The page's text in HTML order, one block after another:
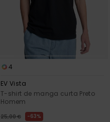
4
EV Vista
T-shirt de manga curta Preto
Homem
25,00 € 63%